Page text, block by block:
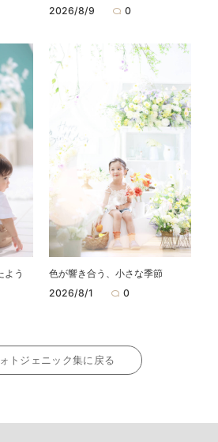
2026/8/9
0
よう
色が響き合う、小さな季節
2026/8/1
0
トジェニック集に戻る